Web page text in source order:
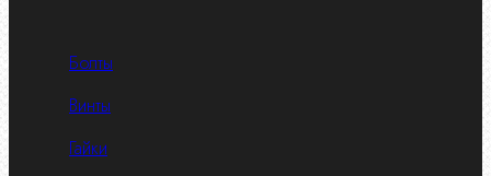
Болты
Винты
Гайки